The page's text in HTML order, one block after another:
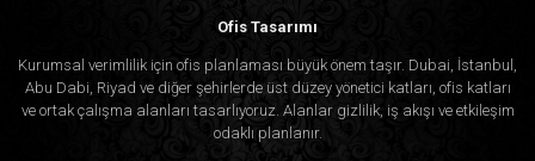
Ofis Tasarımı
Kurumsal verimlilik için ofis planlaması büyük önem taşır. Dubai, İstanbul,
Abu Dabi, Riyad ve diğer şehirlerde üst düzey yönetici katları, ofis katları
ve ortak çalışma alanları tasarlıyoruz. Alanlar gizlilik, iş akışı ve etkileşim
odaklı planlanır.